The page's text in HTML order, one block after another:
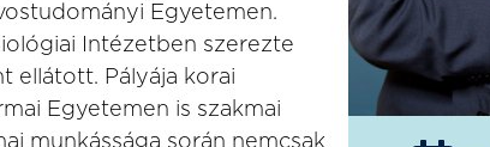
Egyetemen.
Intézetben szerezte
ellátott. Pályája korai
Egyetemen is szakmai
munkássága során nemcsak